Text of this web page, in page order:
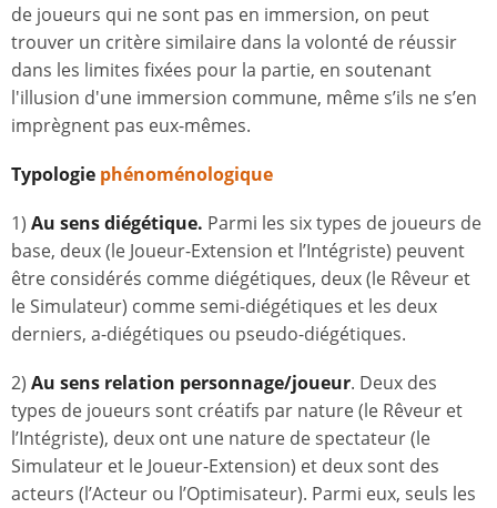
de joueurs qui ne sont pas en immersion, on peut
trouver un critère similaire dans la volonté de réussir
dans les limites fixées pour la partie, en soutenant
l'illusion d'une immersion commune, même s’ils ne s’en
imprègnent pas eux-mêmes.
Typologie phénoménologique
1) Au sens diégétique. Parmi les six types de joueurs de
base, deux (le Joueur-Extension et l’Intégriste) peuvent
être considérés comme diégétiques, deux (le Rêveur et
le Simulateur) comme semi-diégétiques et les deux
derniers, a-diégétiques ou pseudo-diégétiques.
2) Au sens relation personnage/joueur. Deux des
types de joueurs sont créatifs par nature (le Rêveur et
l’Intégriste), deux ont une nature de spectateur (le
Simulateur et le Joueur-Extension) et deux sont des
acteurs (l’Acteur ou l’Optimisateur). Parmi eux, seuls les